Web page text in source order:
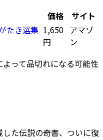
価格
サイト
たき選集 1,650
円
アマゾ
ン
って品切れになる可能性
た伝説の奇書、ついに復